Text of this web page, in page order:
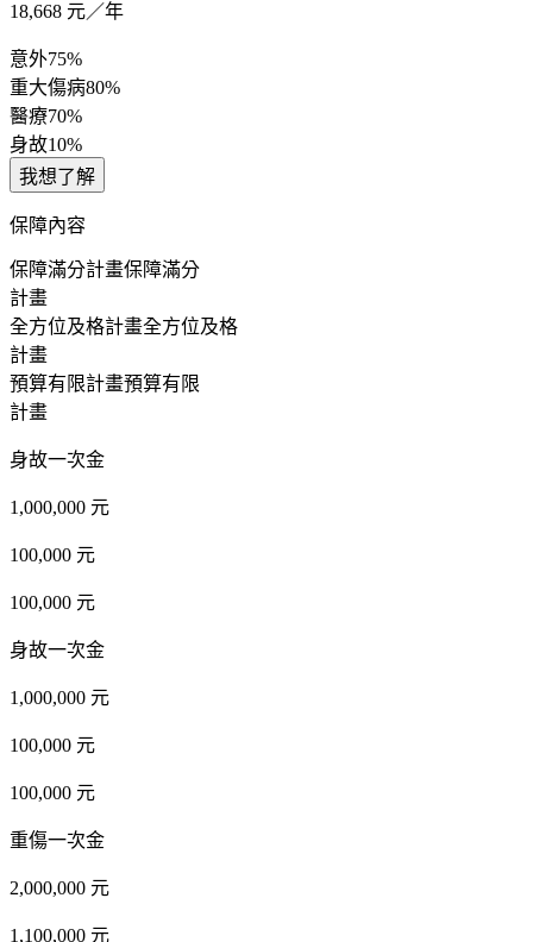
18,668 元／年
意外75%
重大傷病80%
醫療70%
身故10%
我想了解
保障內容
保障滿分計畫保障滿分
計畫
全方位及格計畫全方位及格
計畫
預算有限計畫預算有限
計畫
身故一次金
1,000,000 元
100,000 元
100,000 元
身故一次金
1,000,000 元
100,000 元
100,000 元
重傷一次金
2,000,000 元
1,100,000 元